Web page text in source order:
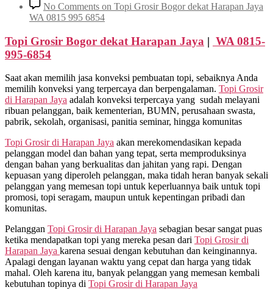
No Comments on Topi Grosir Bogor dekat Harapan Jaya
WA 0815 995 6854
Topi Grosir Bogor dekat Harapan Jaya | WA 0815-
995-6854
Saat akan memilih jasa konveksi pembuatan topi, sebaiknya Anda
memilih konveksi yang terpercaya dan berpengalaman. Topi Grosir
di Harapan Jaya adalah konveksi terpercaya yang sudah melayani
ribuan pelanggan, baik kementerian, BUMN, perusahaan swasta,
pabrik, sekolah, organisasi, panitia seminar, hingga komunitas
Topi Grosir di Harapan Jaya akan merekomendasikan kepada
pelanggan model dan bahan yang tepat, serta memproduksinya
dengan bahan yang berkualitas dan jahitan yang rapi. Dengan
kepuasan yang diperoleh pelanggan, maka tidah heran banyak sekali
pelanggan yang memesan topi untuk keperluannya baik untuk topi
promosi, topi seragam, maupun untuk kepentingan pribadi dan
komunitas.
Pelanggan Topi Grosir di Harapan Jaya sebagian besar sangat puas
ketika mendapatkan topi yang mereka pesan dari Topi Grosir di
Harapan Jaya karena sesuai dengan kebutuhan dan keinginannya.
Apalagi dengan layanan waktu yang cepat dan harga yang tidak
mahal. Oleh karena itu, banyak pelanggan yang memesan kembali
kebutuhan topinya di Topi Grosir di Harapan Jaya